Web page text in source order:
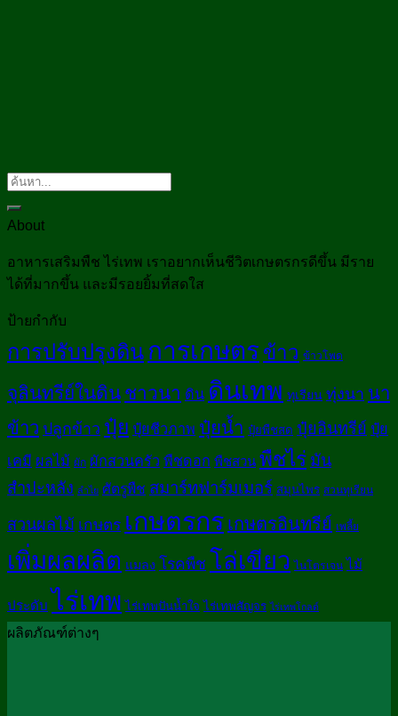
About
อาหารเสริมพืช ไร่เทพ เราอยากเห็นชีวิตเกษตรกรดีขึ้น มีราย
ได้ที่มากขึ้น และมีรอยยิ้มที่สดใส
ป้ายกำกับ
การปรับปรุงดินการเกษตร ข้าว ข้าวโพด
จุลินทรีย์ในดิน ชาวนา ดิน ดินเทพ ทุเรียน ทุ่งนา นา
ข้าว ปลูกข้าว ปุ๋ย ปุ๋ยชีวภาพ ปุ๋ยน้ำ ปุ๋ยพืชสด ปุ๋ยอินทรีย์ ปุ๋ย
เคมี ผลไม้ ผัก ผักสวนครัว พืชดอก พืชสวน พืชไร่ มัน
สำปะหลัง ลำไย ศัตรูพืช สมาร์ทฟาร์มเมอร์ สมุนไพร สวนทุเรียน
สวนผลไม้ เกษตร เกษตรกร เกษตรอินทรีย์ เพลี้ย
เพิ่มผลผลิต แมลง โรคพืช โล่เขียว ไนโตรเจน ไม้
ประดับ ไร่เทพ ไร่เทพปันน้ำใจ ไร่เทพสัญจร ไร่เทพโกลด์
ผลิตภัณฑ์ต่างๆ